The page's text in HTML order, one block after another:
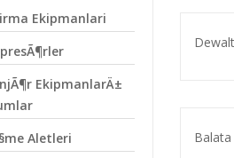
Ekipmanlari
EkipmanlarÄ±
Aletleri
Balata